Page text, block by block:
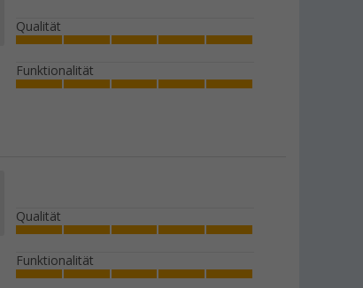
Qualität
Funktionalität
Qualität
Funktionalität